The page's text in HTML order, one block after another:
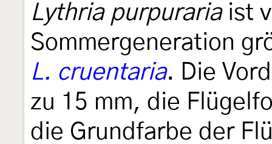
Lythria purpurariaist
Sommergeneration
L. cruentaria. Die
zu 15 mm, die
die Grundfarbe der